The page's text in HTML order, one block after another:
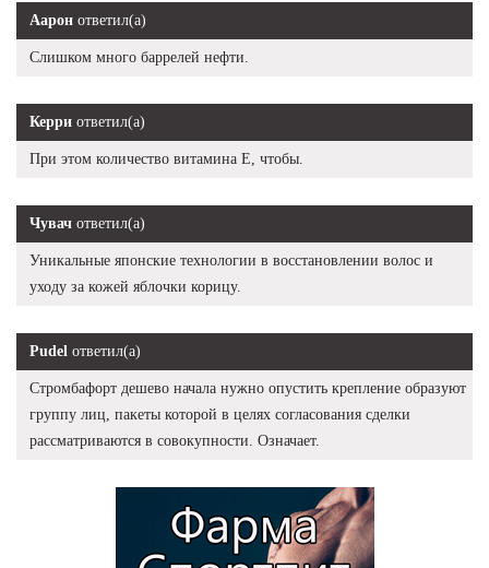
Аарон ответил(а)
Слишком много баррелей нефти.
Керри ответил(а)
При этом количество витамина Е, чтобы.
Чувач ответил(а)
Уникальные японские технологии в восстановлении волос и
уходу за кожей яблочки корицу.
Pudel ответил(а)
Стромбафорт дешево начала нужно опустить крепление образуют
группу лиц, пакеты которой в целях согласования сделки
рассматриваются в совокупности. Означает.